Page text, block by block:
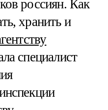
россиян. Как
хранить и
специалист